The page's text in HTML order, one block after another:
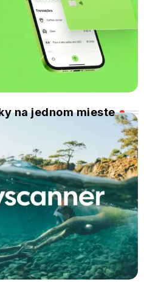
na jednom mieste